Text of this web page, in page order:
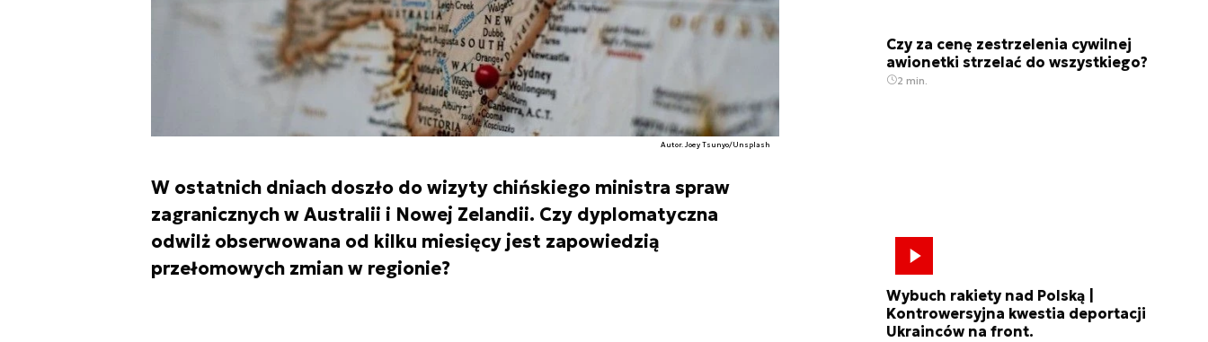
Autor. Joey Tsunyo/Unsplash
W ostatnich dniach doszło do wizyty chińskiego ministra spraw
zagranicznych w Australii i Nowej Zelandii. Czy dyplomatyczna
odwilż obserwowana od kilku miesięcy jest zapowiedzią
przełomowych zmian w regionie?
Czy za cenę zestrzelenia cywilnej
awionetki strzelać do wszystkiego?
2 min.
Wybuch rakiety nad Polską |
Kontrowersyjna kwestia deportacji
Ukrainców na front.